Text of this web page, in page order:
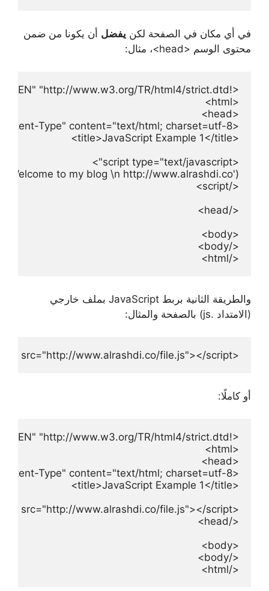
في أي مكان في الصفحة لكن يفضل أن يكونا من ضمن
محتوى الوسم <head>، مثال:
</html>
والطريقة الثانية بربط JavaScript بملف خارجي
(الامتداد .js) بالصفحة والمثال:
<script type="text/javascript" src="http://www.alrashdi.co/file.js"></script>
أو كاملًا:
</html>